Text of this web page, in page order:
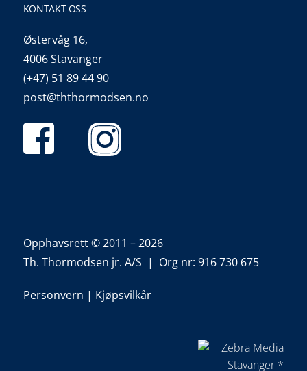
KONTAKT OSS
Østervåg 16,
4006 Stavanger
(+47) 51 89 44 90
post@ththormodsen.no
Opphavsrett © 2011 – 2026
Th. Thormodsen jr. A/S | Org nr: 916 730 675
Personvern | Kjøpsvilkår